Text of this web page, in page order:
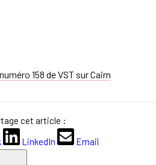
158 de VST sur Cairn
cet article :
LinkedIn Email